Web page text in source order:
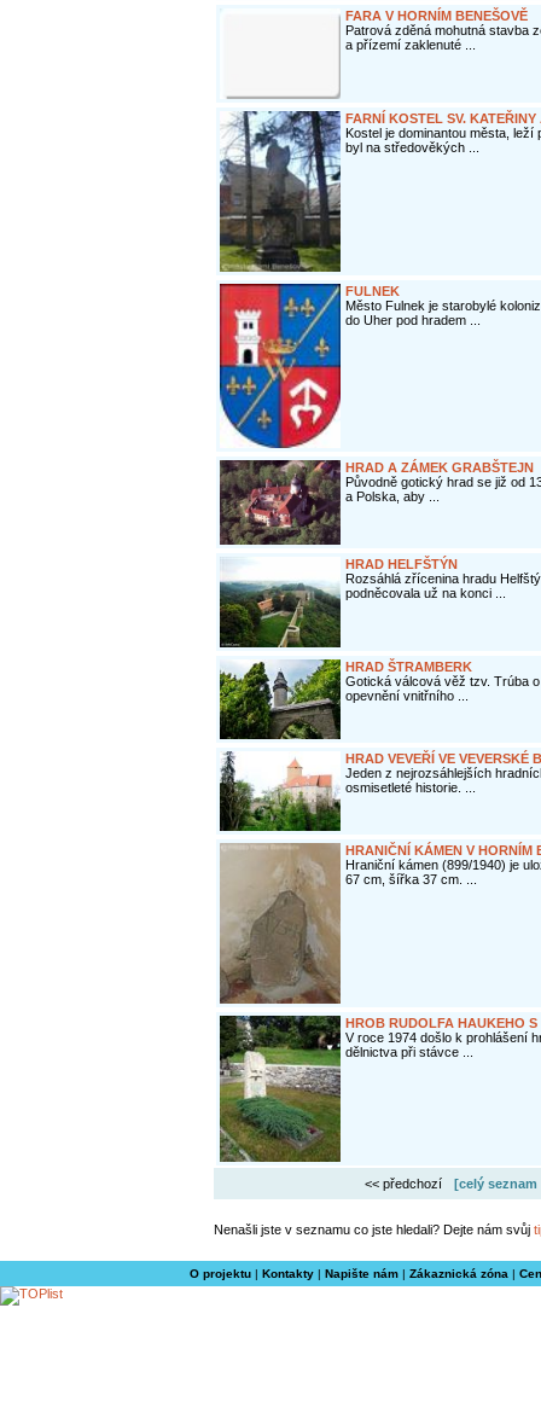
FARA V HORNÍM BENEŠOVĚ
Patrová zděná mohutná stavba
a přízemí zaklenuté ...
FARNÍ KOSTEL SV.
Kostel je dominantou města,
byl na středověkých ...
FULNEK
Město Fulnek je starobylé
do Uher pod hradem ...
HRAD A ZÁMEK GRABŠTEJN
Původně gotický hrad se již od
a Polska, aby ...
HRAD HELFŠTÝN
Rozsáhlá zřícenina hradu
podněcovala už na konci ...
HRAD ŠTRAMBERK
Gotická válcová věž tzv. Trúba
opevnění vnitřního ...
HRAD VEVEŘÍ VE VEVERSKÉ
Jeden z nejrozsáhlejších
osmisetleté historie. ...
HRANIČNÍ KÁMEN V HORNÍM
Hraniční kámen (899/1940) je
67 cm, šířka 37 cm. ...
HROB RUDOLFA HAUKEHO
V roce 1974 došlo k prohlášení
dělnictva při stávce ...
<< předchozí [celý seznam
Nenašli jste v seznamu co jste hledali? Dejte nám svůj
O projektu| Kontakty| Napište nám| Zákaznická zóna |